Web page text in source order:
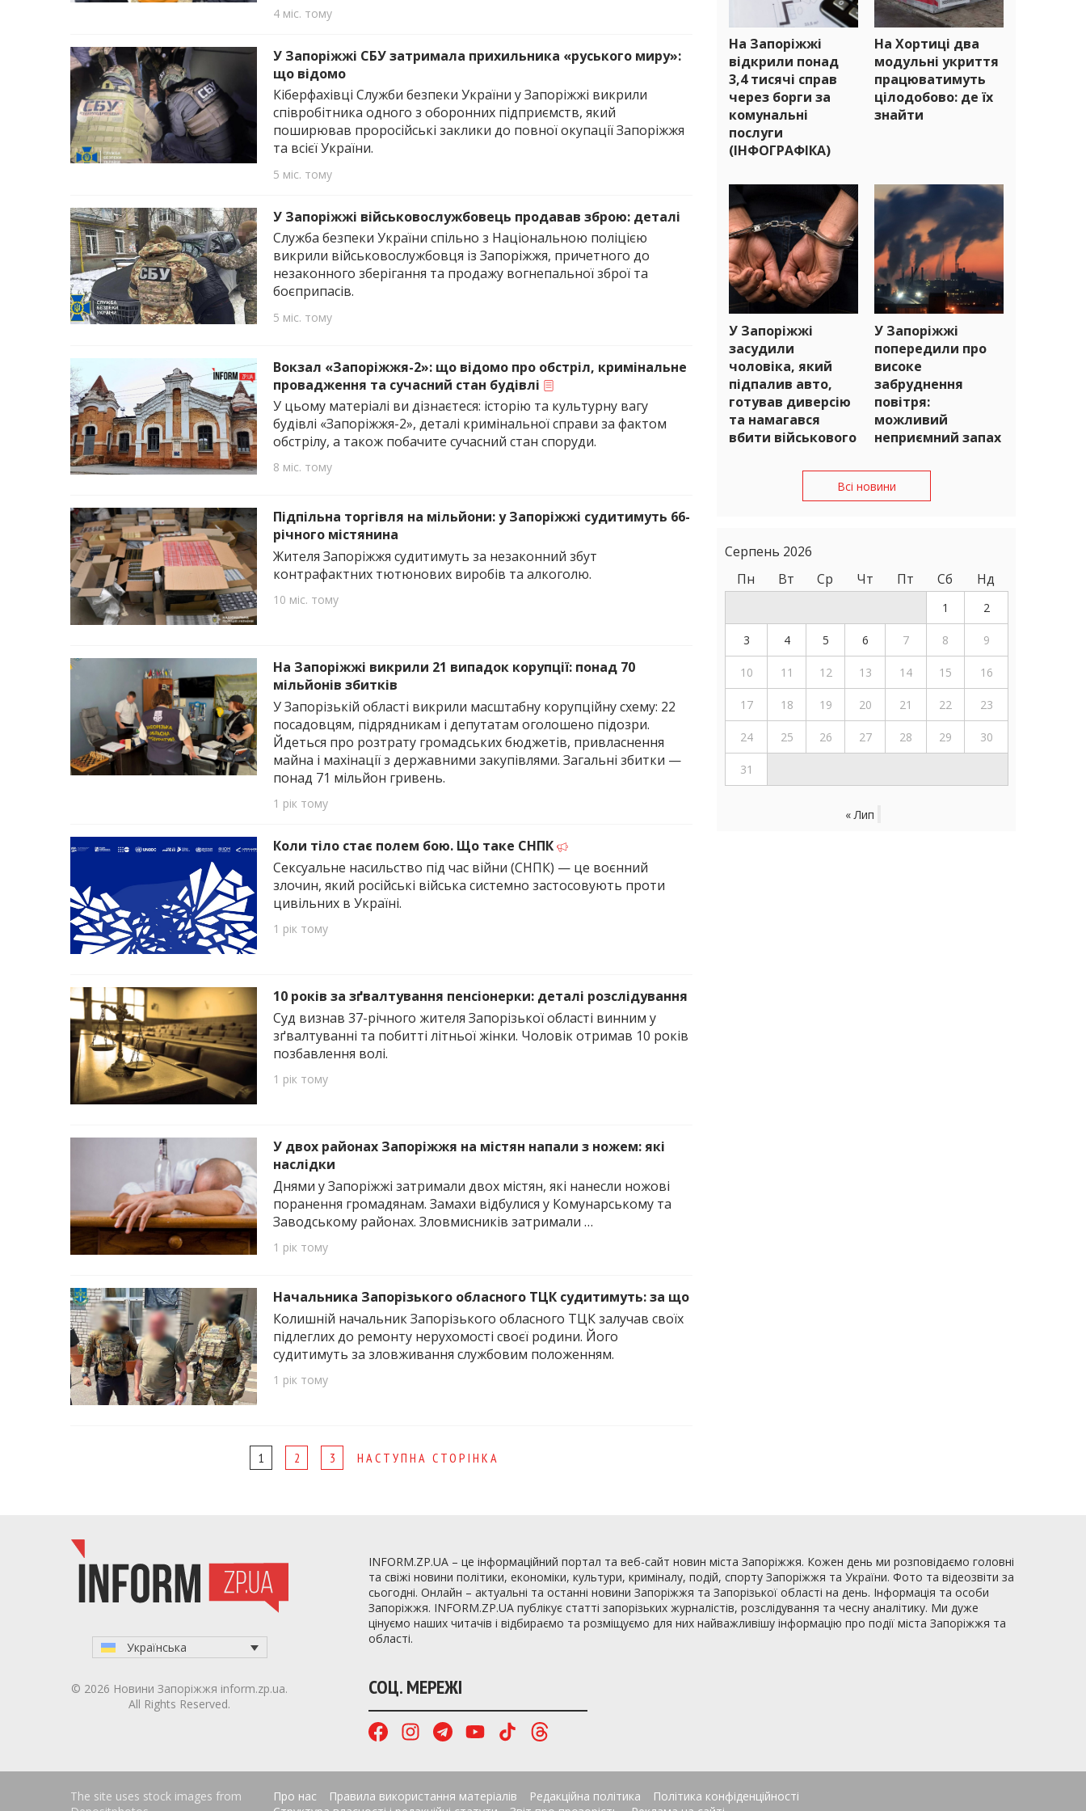
4 міс. тому
У Запоріжжі СБУ затримала прихильника «руського миру»:
що відомо
Кіберфахівці Служби безпеки України у Запоріжжі викрили
співробітника одного з оборонних підприємств, який
поширював проросійські заклики до повної окупації Запоріжжя
та всієї України.
5 міс. тому
У Запоріжжі військовослужбовець продавав зброю: деталі
Служба безпеки України спільно з Національною поліцією
викрили військовослужбовця із Запоріжжя, причетного до
незаконного зберігання та продажу вогнепальної зброї та
боєприпасів.
5 міс. тому
Вокзал «Запоріжжя-2»: що відомо про обстріл, кримінальне
провадження та сучасний стан будівлі
У цьому матеріалі ви дізнаєтеся: історію та культурну вагу
будівлі «Запоріжжя-2», деталі кримінальної справи за фактом
обстрілу, а також побачите сучасний стан споруди.
8 міс. тому
Підпільна торгівля на мільйони: у Запоріжжі судитимуть 66-
річного містянина
Жителя Запоріжжя судитимуть за незаконний збут
контрафактних тютюнових виробів та алкоголю.
10 міс. тому
На Запоріжжі викрили 21 випадок корупції: понад 70
мільйонів збитків
У Запорізькій області викрили масштабну корупційну схему: 22
посадовцям, підрядникам і депутатам оголошено підозри.
Йдеться про розтрату громадських бюджетів, привласнення
майна і махінації з державними закупівлями. Загальні збитки —
понад 71 мільйон гривень.
1 рік тому
Коли тіло стає полем бою. Що таке СНПК
Сексуальне насильство під час війни (СНПК) — це воєнний
злочин, який російські війська системно застосовують проти
цивільних в Україні.
1 рік тому
10 років за зґвалтування пенсіонерки: деталі розслідування
Суд визнав 37-річного жителя Запорізької області винним у
зґвалтуванні та побитті літньої жінки. Чоловік отримав 10 років
позбавлення волі.
1 рік тому
У двох районах Запоріжжя на містян напали з ножем: які
наслідки
Днями у Запоріжжі затримали двох містян, які нанесли ножові
поранення громадянам. Замахи відбулися у Комунарському та
Заводському районах. Зловмисників затримали …
1 рік тому
Начальника Запорізького обласного ТЦК судитимуть: за що
Колишній начальник Запорізького обласного ТЦК залучав своїх
підлеглих до ремонту нерухомості своєї родини. Його
судитимуть за зловживання службовим положенням.
1 рік тому
1 2 3 НАСТУПНА СТОРІНКА
На Запоріжжі
відкрили понад
3,4 тисячі справ
через борги за
комунальні
послуги
(ІНФОГРАФІКА)
На Хортиці два
модульні укриття
працюватимуть
цілодобово: де їх
знайти
У Запоріжжі
засудили
чоловіка, який
підпалив авто,
готував диверсію
та намагався
вбити військового
У Запоріжжі
попередили про
високе
забруднення
повітря:
можливий
неприємний запах
Всі новини
Серпень 2026
Пн
Вт Ср Чт Пт Сб Нд
1 2
3 4 5 6 7 8 9
10 11 12 13 14 15 16
17 18 19 20 21 22 23
24 25 26 27 28 29 30
31
« Лип
INFORM.ZP.UA – це інформаційний портал та веб-сайт новин міста Запоріжжя. Кожен день ми розповідаємо головні
та свіжі новини політики, економіки, культури, криміналу, подій, спорту Запоріжжя та України. Фото та відеозвіти за
сьогодні. Онлайн – актуальні та останні новини Запоріжжя та Запорізької області на день. Інформація та особи
Запоріжжя. INFORM.ZP.UA публікує статті запорізьких журналістів, розслідування та чесну аналітику. Ми дуже
цінуємо наших читачів і відбираємо та розміщуємо для них найважливішу інформацію про події міста Запоріжжя та
області.
СОЦ. МЕРЕЖІ
Українська
© 2026 Новини Запоріжжя inform.zp.ua.
All Rights Reserved.
The site uses stock images from
Про нас Правила використання матеріалів Редакційна політика
Політика конфіденційності